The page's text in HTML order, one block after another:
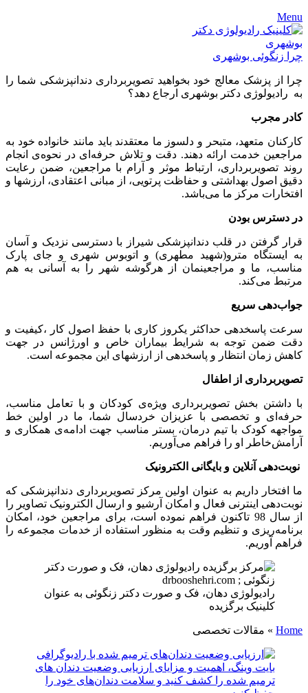
Menu
چرا زنگوئی بوشهری
چرا از پزشک معالج خود بخواهید تصویربرداری دندانپزشکی شما را
به رادیولوژی دکتر بوشهری ارجاع دهد؟
کادر مجرب
کارکنان متعهد، متبحر و دلسوز ما معتقدند باید مانند خانواده خود به
مراجعین خدمت ارائه دهند. دقت و تلاش حرفه‌ای در نحوه‌ی انجام
روند تصویربرداری، ارتباط موثر و آرام با مراجعین، ضمن رعایت
دقیق اصول بهداشتی و حفاظت پرتویی، از مبانی اعتقادی، ارزشها و
افتخارات مرکز ما می‌باشد.
در دسترس بودن
قرار گرفتن در قلب دندانپزشکی شیراز با دسترسی نزدیک و آسان
به ایستگاه مترو(شهید مطهری) و اتوبوس شهری و جای پارک
مناسب، ما و مراجعینمان از هرگوشه شهر را به آسانی به هم
مرتبط می‌کند.
جواب‌دهی سریع
سرعت پاسخدهی حداکثر یکروز کاری با حفظ اصول کار ،کیفیت و
دقت ضمن توجه به شرایط بیماران خاص و اورژانس در جهت
کاهش زمان انتظار و پاسخدهی از ارزشهای این مجموعه است.
تصویربرداری از اطفال
با داشتن بخش تصویربرداری ویژه‌ی کودکان و با تعامل مناسب،
حرفه‌ای و تخصصی با عزیزان خردسال شما، ما در اولین خط
مواجهه کودک با تیم درمان، بستر مناسب جهت ادامه‌ی همکاری و
آرامش‌خاطر او را فراهم می‌آوریم.
نوبت‌دهی آنلاین و بایگانی الکترونیک
ما افتخار داریم به عنوان اولین مرکز تصویربرداری دندانپزشکی که
نوبت‌دهی اینترنی فعال و امکان آرشیو و ارسال الکترونیک تصاویر را
از سال 98 تاکنون فراهم نموده است، برای مراجعین خود، امکان
برنامه‌ریزی و تنظیم وقت به منظور استفاده از خدمات مجموعه را
فراهم آوریم.
رادیولوژی دهان، فک و صورت دکتر زنگوئی به عنوان
کلینیک برگزیده
Home
» مقالات تخصصی